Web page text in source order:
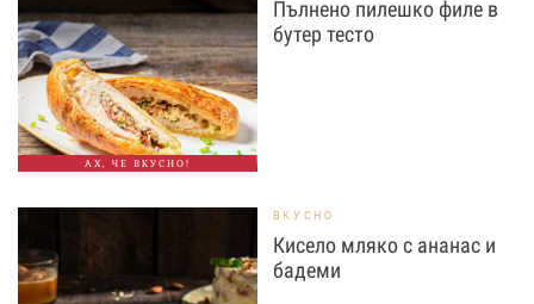
АХ, ЧЕ ВКУСНО!
Пълнено пилешко филе в
бутер тесто
ВКУСНО
Кисело мляко с ананас и
бадеми